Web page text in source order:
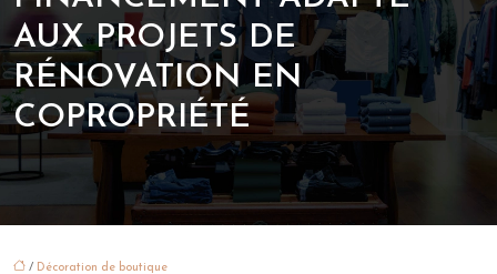
AUX PROJETS DE
RÉNOVATION EN
COPROPRIÉTÉ
/ Décoration de boutique